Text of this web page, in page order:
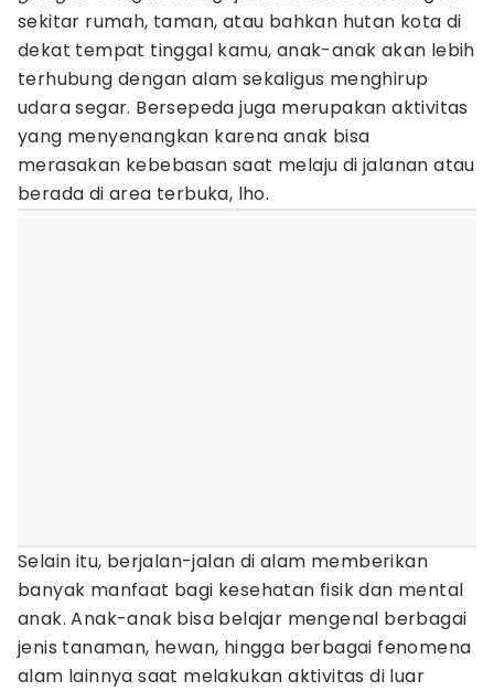
sekitar rumah, taman, atau bahkan hutan kota di
dekat tempat tinggal kamu, anak-anak akan lebih
terhubung dengan alam sekaligus menghirup
udara segar. Bersepeda juga merupakan aktivitas
yang menyenangkan karena anak bisa
merasakan kebebasan saat melaju di jalanan atau
berada di area terbuka, lho.
Selain itu, berjalan-jalan di alam memberikan
banyak manfaat bagi kesehatan fisik dan mental
anak. Anak-anak bisa belajar mengenal berbagai
jenis tanaman, hewan, hingga berbagai fenomena
alam lainnya saat melakukan aktivitas di luar